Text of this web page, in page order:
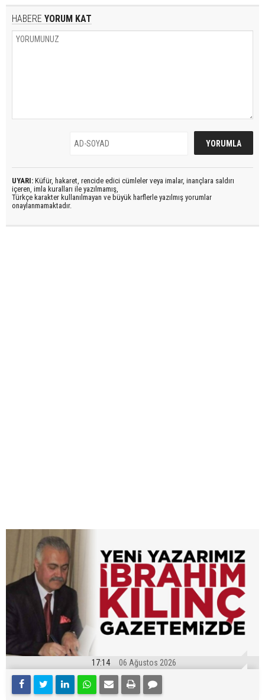
HABERE YORUM KAT
UYARI: Küfür, hakaret, rencide edici cümleler veya imalar, inançlara saldırı
içeren, imla kuralları ile yazılmamış,
Türkçe karakter kullanılmayan ve büyük harflerle yazılmış yorumlar
onaylanmamaktadır.
17:14 06 Ağustos 2026